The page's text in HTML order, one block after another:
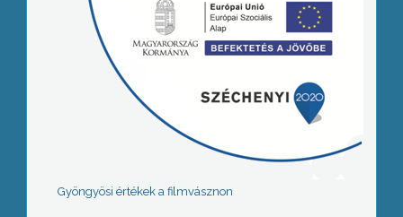
Gyöngyösi értékek a filmvásznon